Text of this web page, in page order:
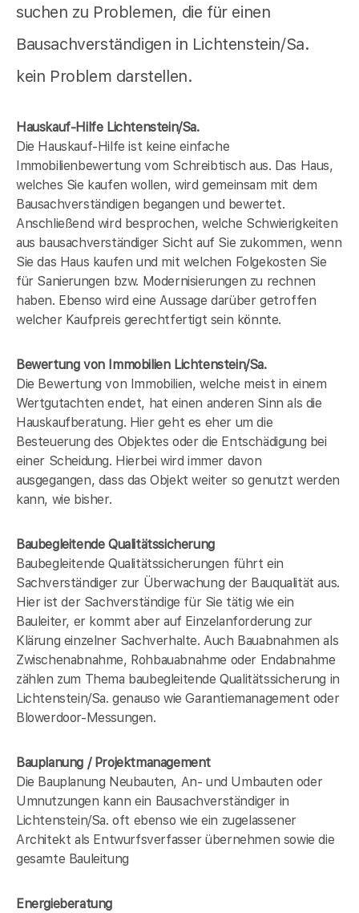
suchen zu Problemen, die für einen
Bausachverständigen in Lichtenstein/Sa.
kein Problem darstellen.
Hauskauf-Hilfe Lichtenstein/Sa.
Die Hauskauf-Hilfe ist keine einfache
Immobilienbewertung vom Schreibtisch aus. Das Haus,
welches Sie kaufen wollen, wird gemeinsam mit dem
Bausachverständigen begangen und bewertet.
Anschließend wird besprochen, welche Schwierigkeiten
aus bausachverständiger Sicht auf Sie zukommen, wenn
Sie das Haus kaufen und mit welchen Folgekosten Sie
für Sanierungen bzw. Modernisierungen zu rechnen
haben. Ebenso wird eine Aussage darüber getroffen
welcher Kaufpreis gerechtfertigt sein könnte.
Bewertung von Immobilien Lichtenstein/Sa.
Die Bewertung von Immobilien, welche meist in einem
Wertgutachten endet, hat einen anderen Sinn als die
Hauskaufberatung. Hier geht es eher um die
Besteuerung des Objektes oder die Entschädigung bei
einer Scheidung. Hierbei wird immer davon
ausgegangen, dass das Objekt weiter so genutzt werden
kann, wie bisher.
Baubegleitende Qualitätssicherung
Baubegleitende Qualitätssicherungen führt ein
Sachverständiger zur Überwachung der Bauqualität aus.
Hier ist der Sachverständige für Sie tätig wie ein
Bauleiter, er kommt aber auf Einzelanforderung zur
Klärung einzelner Sachverhalte. Auch Bauabnahmen als
Zwischenabnahme, Rohbauabnahme oder Endabnahme
zählen zum Thema baubegleitende Qualitätssicherung in
Lichtenstein/Sa. genauso wie Garantiemanagement oder
Blowerdoor-Messungen.
Bauplanung / Projektmanagement
Die Bauplanung Neubauten, An- und Umbauten oder
Umnutzungen kann ein Bausachverständiger in
Lichtenstein/Sa. oft ebenso wie ein zugelassener
Architekt als Entwurfsverfasser übernehmen sowie die
gesamte Bauleitung
Energieberatung